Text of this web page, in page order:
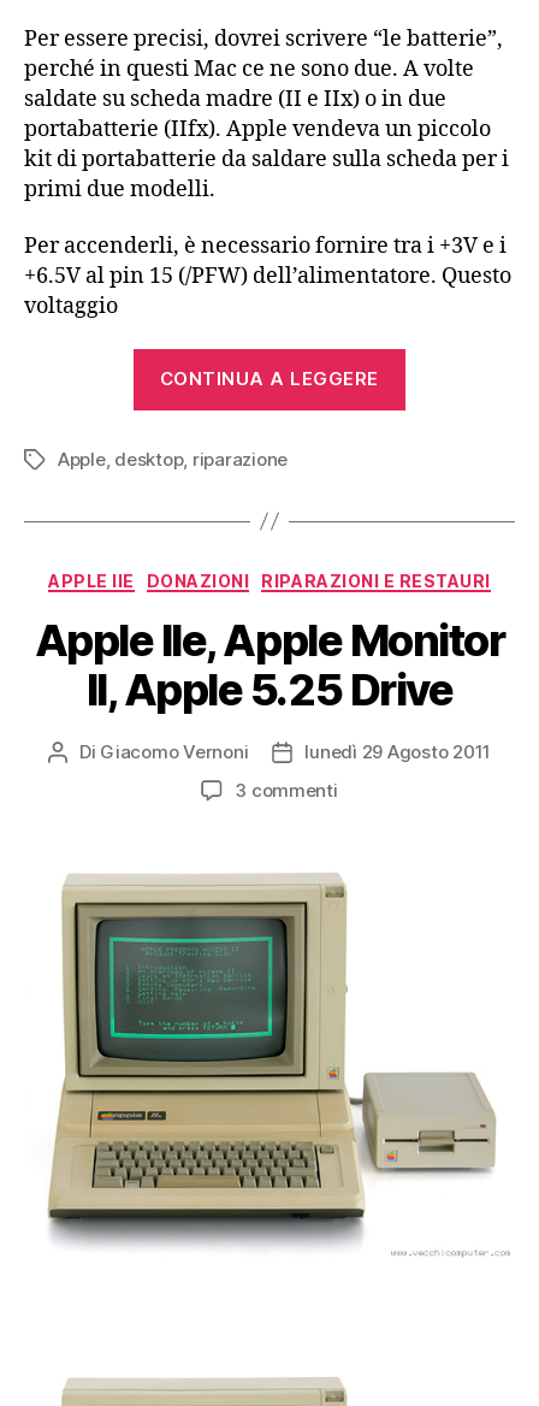
Per essere precisi, dovrei scrivere “le batterie”,
perché in questi Mac ce ne sono due. A volte
saldate su scheda madre (II e IIx) o in due
portabatterie (IIfx). Apple vendeva un piccolo
kit di portabatterie da saldare sulla scheda per i
primi due modelli.
Per accenderli, è necessario fornire tra i +3V e i
+6.5V al pin 15 (/PFW) dell’alimentatore. Questo
voltaggio
CONTINUA A LEGGERE
Tag Apple, desktop, riparazione
Categorie
APPLE IIE DONAZIONI RIPARAZIONI E RESTAURI
Apple IIe, Apple Monitor
II, Apple 5.25 Drive
Autore
Di Giacomo Vernoni
Data
dell'articolo
lunedì 29 Agosto 2011
3 commentisu
Apple
Monitor